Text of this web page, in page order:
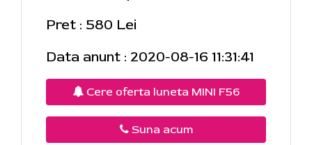
Pret : 580 Lei
Data anunt : 2020-08-16 11:31:41
Cere oferta luneta MINI F56
Suna acum